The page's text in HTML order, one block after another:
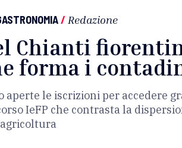
/ Redazione
Chianti
forma i
aperte le iscrizioni per accedere
IeFP che contrasta la